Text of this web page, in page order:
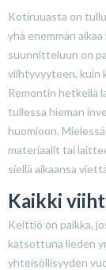
Kotiruuasta on
yhä enemmän
suunnitteluun on
viihtyvyyteen, kuin
Remontin hetkellä
tullessa hieman
huomioon.
materiaalit tai
siellä aikaansa
Kaikki
Keittiö on paikka,
katsottuna lieden
yhteisöllisyyden